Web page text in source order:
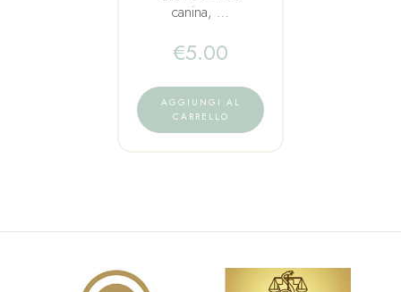
canina, …
€5.00
AGGIUNGI AL
CARRELLO